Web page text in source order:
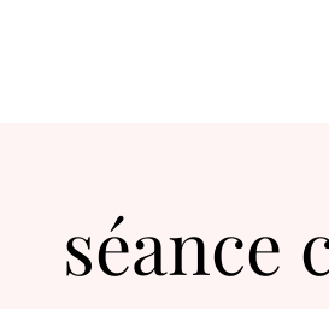
séance